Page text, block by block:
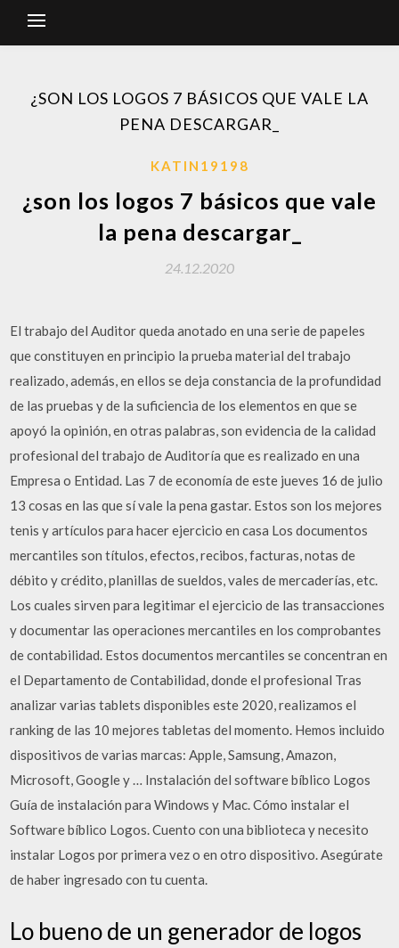
¿SON LOS LOGOS 7 BÁSICOS QUE VALE LA
PENA DESCARGAR_
KATIN19198
¿son los logos 7 básicos que vale
la pena descargar_
24.12.2020
El trabajo del Auditor queda anotado en una serie de papeles
que constituyen en principio la prueba material del trabajo
realizado, además, en ellos se deja constancia de la profundidad
de las pruebas y de la suficiencia de los elementos en que se
apoyó la opinión, en otras palabras, son evidencia de la calidad
profesional del trabajo de Auditoría que es realizado en una
Empresa o Entidad. Las 7 de economía de este jueves 16 de julio
13 cosas en las que sí vale la pena gastar. Estos son los mejores
tenis y artículos para hacer ejercicio en casa Los documentos
mercantiles son títulos, efectos, recibos, facturas, notas de
débito y crédito, planillas de sueldos, vales de mercaderías, etc.
Los cuales sirven para legitimar el ejercicio de las transacciones
y documentar las operaciones mercantiles en los comprobantes
de contabilidad. Estos documentos mercantiles se concentran en
el Departamento de Contabilidad, donde el profesional Tras
analizar varias tablets disponibles este 2020, realizamos el
ranking de las 10 mejores tabletas del momento. Hemos incluido
dispositivos de varias marcas: Apple, Samsung, Amazon,
Microsoft, Google y … Instalación del software bíblico Logos
Guía de instalación para Windows y Mac. Cómo instalar el
Software bíblico Logos. Cuento con una biblioteca y necesito
instalar Logos por primera vez o en otro dispositivo. Asegúrate
de haber ingresado con tu cuenta.
Lo bueno de un generador de logos